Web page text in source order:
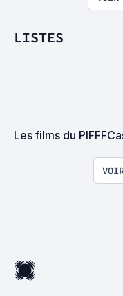
LISTES
Les films du